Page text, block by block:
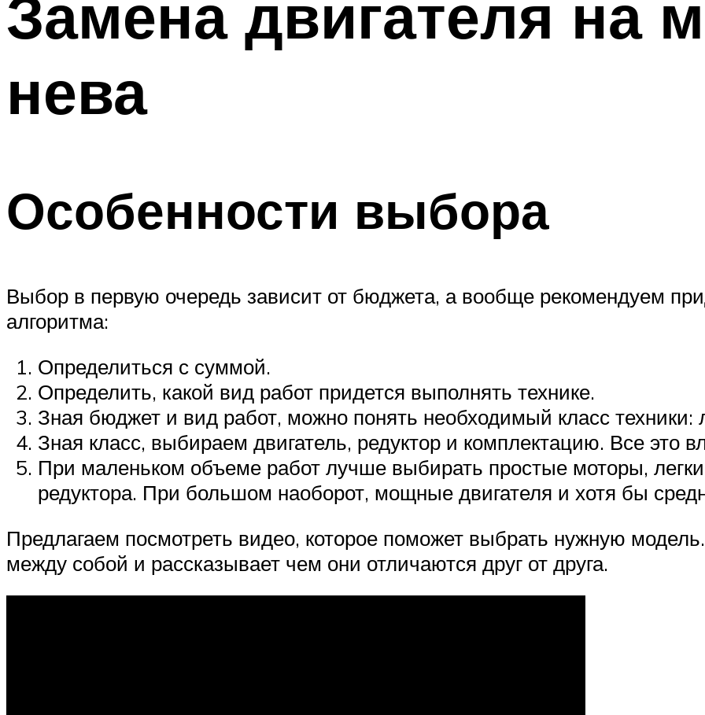
Замена двигателя на
нева
Особенности выбора
Выбор в первую очередь зависит от бюджета, а вообще рекомендуем
алгоритма:
Определиться с суммой.
Определить, какой вид работ придется выполнять технике.
Зная бюджет и вид работ, можно понять необходимый класс техники:
Зная класс, выбираем двигатель, редуктор и комплектацию. Все это
При маленьком объеме работ лучше выбирать простые моторы,
редуктора. При большом наоборот, мощные двигателя и хотя бы
Предлагаем посмотреть видео, которое поможет выбрать нужную
между собой и рассказывает чем они отличаются друг от друга.